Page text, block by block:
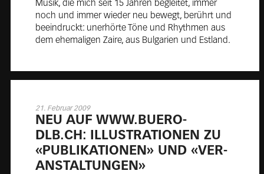
Musik, die mich seit 15 Jahren begleitet, immer
noch und immer wieder neu bewegt, berührt und
beeindruckt: unerhörte Töne und Rhythmen aus
dem ehemaligen Zaire, aus Bulgarien und Estland.
21. Februar 2009
NEU AUF WWW.BUE­RO-
DLB.CH: IL­LUS­TRA­TIO­NEN ZU
«PU­BLI­KA­TIO­NEN» UND «VER­
AN­STAL­TUN­GEN»